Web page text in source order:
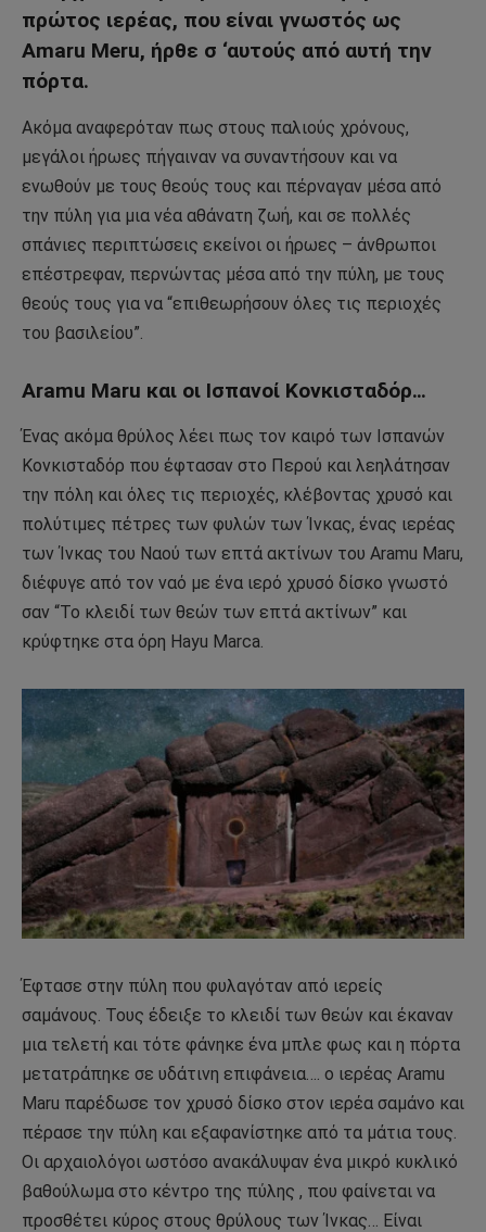
πρώτος ιερέας, που είναι γνωστός ως
Amaru Meru, ήρθε σ ‘αυτούς από αυτή την
πόρτα.
Ακόμα αναφερόταν πως στους παλιούς χρόνους,
μεγάλοι ήρωες πήγαιναν να συναντήσουν και να
ενωθούν με τους θεούς τους και πέρναγαν μέσα από
την πύλη για μια νέα αθάνατη ζωή, και σε πολλές
σπάνιες περιπτώσεις εκείνοι οι ήρωες – άνθρωποι
επέστρεφαν, περνώντας μέσα από την πύλη, με τους
θεούς τους για να “επιθεωρήσουν όλες τις περιοχές
του βασιλείου”.
Aramu Maru και οι Ισπανοί Κονκισταδόρ…
Ένας ακόμα θρύλος λέει πως τον καιρό των Ισπανών
Κονκισταδόρ που έφτασαν στο Περού και λεηλάτησαν
την πόλη και όλες τις περιοχές, κλέβοντας χρυσό και
πολύτιμες πέτρες των φυλών των Ίνκας, ένας ιερέας
των Ίνκας του Ναού των επτά ακτίνων του Aramu Maru,
διέφυγε από τον ναό με ένα ιερό χρυσό δίσκο γνωστό
σαν “Το κλειδί των θεών των επτά ακτίνων” και
κρύφτηκε στα όρη Hayu Marca.
Έφτασε στην πύλη που φυλαγόταν από ιερείς
σαμάνους. Τους έδειξε το κλειδί των θεών και έκαναν
μια τελετή και τότε φάνηκε ένα μπλε φως και η πόρτα
μετατράπηκε σε υδάτινη επιφάνεια…. ο ιερέας Aramu
Maru παρέδωσε τον χρυσό δίσκο στον ιερέα σαμάνο και
πέρασε την πύλη και εξαφανίστηκε από τα μάτια τους.
Οι αρχαιολόγοι ωστόσο ανακάλυψαν ένα μικρό κυκλικό
βαθούλωμα στο κέντρο της πύλης , που φαίνεται να
προσθέτει κύρος στους θρύλους των Ίνκας… Είναι